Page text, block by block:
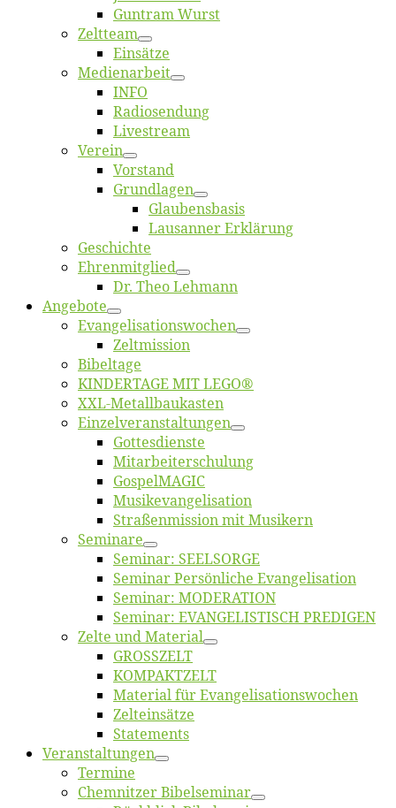
Gun­tram Wurst
Zelt­team
Ein­sät­ze
Me­di­en­ar­beit
INFO
Ra­dio­sen­dung
Live­stream
Ver­ein
Vor­stand
Grund­la­gen
Glaubens­ba­sis
Lausan­ner Erklärung
Ge­schich­te
Eh­ren­mit­glied
Dr. Theo Lehmann
An­ge­bo­te
Evangelisa­tions­wo­chen
Zelt­mis­si­on
Bi­bel­ta­ge
KINDERTAGE MIT LEGO®
XXL-Me­­tal­l­­bau­­kas­­ten
Einzelver­an­stal­tungen
Got­tes­diens­te
Mitarbeiter­schulung
Gos­pel­MA­GIC
Musikevan­ge­li­sa­tion
Straßenmis­sion mit Musikern
Se­mi­na­re
Se­mi­nar: SEELSORGE
Se­mi­nar Per­sön­li­che Evangelisation
Se­mi­nar: MODERATION
Se­mi­nar: EVANGELISTISCH PREDIGEN
Zel­te und Material
GROSSZELT
KOMPAKTZELT
Ma­te­ri­al für Evangelisationswochen
Zelt­ein­sät­ze
State­ments
Ver­an­stal­tun­gen
Ter­mi­ne
Chemnit­zer Bibelseminar